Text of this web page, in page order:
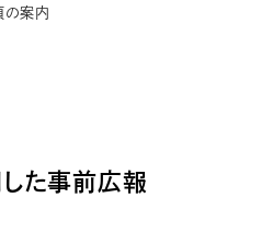
の案内
た事前広報